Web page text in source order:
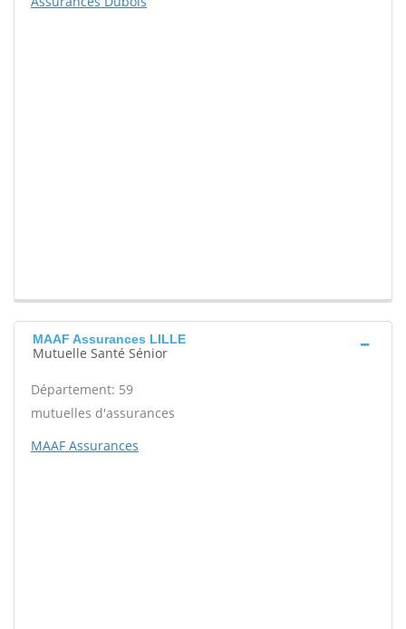
MAAF Assurances LILLE
Mutuelle Santé Sénior
Département: 59
mutuelles d'assurances
MAAF Assurances